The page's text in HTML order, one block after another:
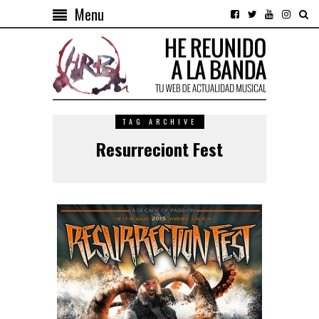
Menu
TAG ARCHIVE
Resurreciont Fest